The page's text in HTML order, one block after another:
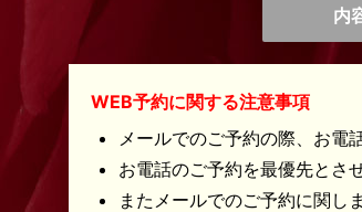
WEB予約に関する注意事項
メールでのご予約の際、お電
お電話のご予約を最優先とさ
またメールでのご予約に関し